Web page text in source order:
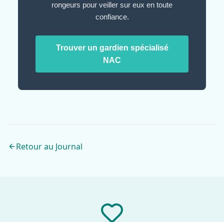
rongeurs pour veiller sur eux en toute
confiance.
Trouver un gardien spécialisé
NAC
Retour au Journal